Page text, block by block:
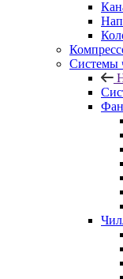
Системы